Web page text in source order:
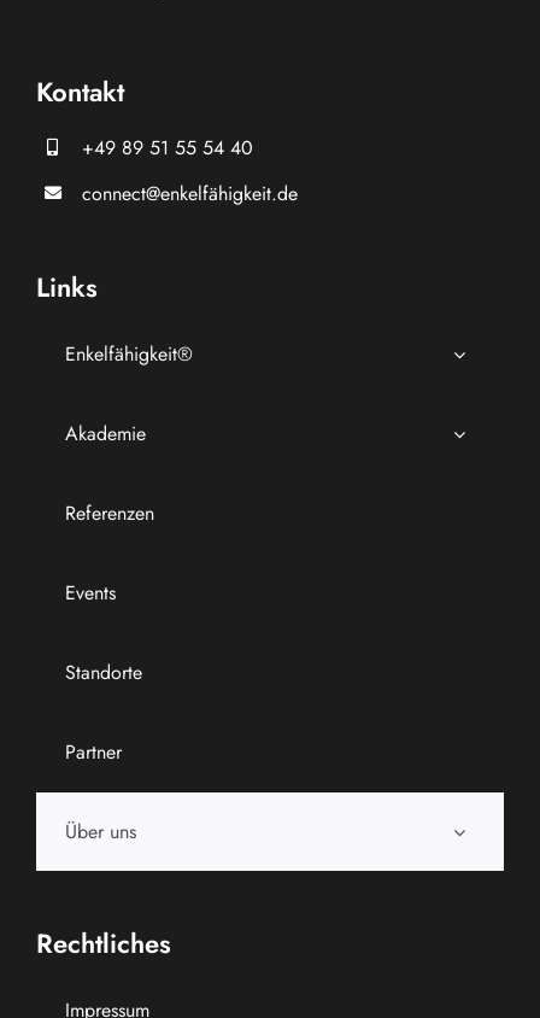
Kontakt
+49 89 51 55 54 40
connect@enkelfähigkeit.de
Links
Enkelfähigkeit®
Akademie
Referenzen
Events
Standorte
Partner
Über uns
Rechtliches
Impressum